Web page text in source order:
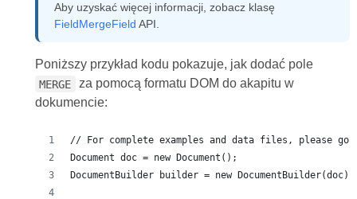
Aby uzyskać więcej informacji, zobacz klasę
FieldMergeField API.
Poniższy przykład kodu pokazuje, jak dodać pole
MERGE
za pomocą formatu DOM do akapitu w
dokumencie:
// For complete examples and data files, please go
Document doc = new Document();
DocumentBuilder builder = new DocumentBuilder(doc);